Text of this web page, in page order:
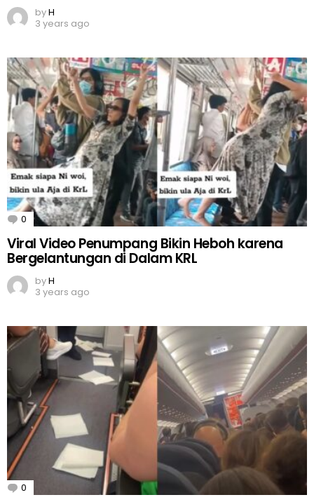
byH
3 years ago
0 Comments
Viral Video Penumpang Bikin Heboh karena
Bergelantungan di Dalam KRL
byH
3 years ago
0